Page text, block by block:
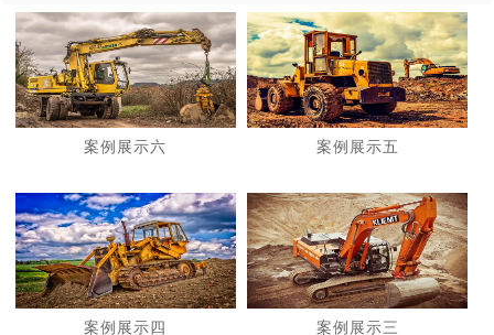
案例展示六 案例展示五
案例展示四 案例展示三